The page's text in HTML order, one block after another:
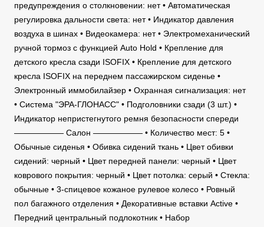
предупреждения о столкновении: нет • Автоматическая
регулировка дальности света: нет • Индикатор давления
воздуха в шинах • Видеокамера: нет • Электромеханический
ручной тормоз с функцией Auto Hold • Крепление для
детского кресла сзади ISOFIX • Крепление для детского
кресла ISOFIX на переднем пассажирском сиденье •
Электронный иммобилайзер • Охранная сигнализация: нет
• Система "ЭРА-ГЛОНАСС" • Подголовники сзади (3 шт.) •
Индикатор непристегнутого ремня безопасности спереди
—————— Салон —————— • Количество мест: 5 •
Обычные сиденья • Обивка сидений ткань • Цвет обивки
сидений: черный • Цвет передней панели: черный • Цвет
коврового покрытия: черный • Цвет потолка: серый • Стекла:
обычные • 3-спицевое кожаное рулевое колесо • Ровный
пол багажного отделения • Декоративные вставки Active •
Передний центральный подлокотник • Набор